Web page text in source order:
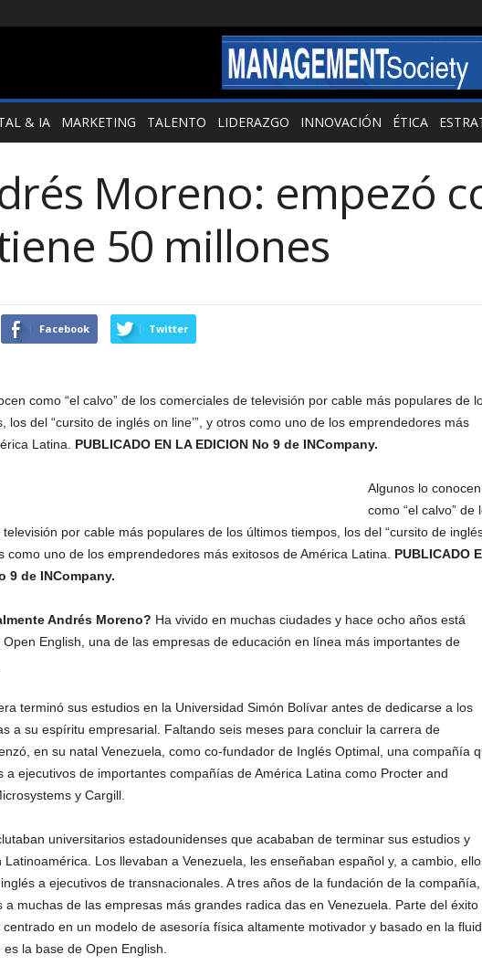
& IA MARKETING TALENTO LIDERAZGO INNOVACIÓN ÉTICA
Moreno: empezó
50 millones
Facebook Twitter
como “el calvo” de los comerciales de televisión por cable más populares de
los del “cursito de inglés on line’”, y otros como uno de los emprendedores más
Latina. PUBLICADO EN LA EDICION No 9 de INCompany.
Algunos lo conocen
como “el calvo” de
por cable más populares de los últimos tiempos, los del “cursito de
como uno de los emprendedores más exitosos de América Latina. PUBLICADO
9 de INCompany.
Andrés Moreno? Ha vivido en muchas ciudades y hace ocho años está
English, una de las empresas de educación en línea más importantes de
terminó sus estudios en la Universidad Simón Bolívar antes de dedicarse a los
a su espíritu empresarial. Faltando seis meses para concluir la carrera de
en su natal Venezuela, como co-fundador de Inglés Optimal, una compañía
a ejecutivos de importantes compañías de América Latina como Procter and
y Cargill.
universitarios estadounidenses que acababan de terminar sus estudios y
Los llevaban a Venezuela, les enseñaban español y, a cambio,
a ejecutivos de transnacionales. A tres años de la fundación de la compañía,
a muchas de las empresas más grandes radica das en Venezuela. Parte del éxito
en un modelo de asesoría física altamente motivador y basado en la
la base de Open English.